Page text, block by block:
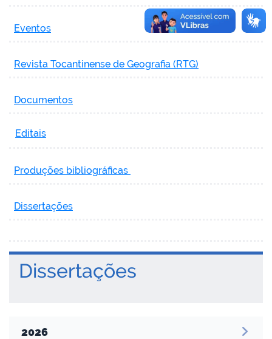
Eventos
Revista Tocantinense de Geografia (RTG)
Documentos
Editais
Produções bibliográficas
Dissertações
Dissertações
2026